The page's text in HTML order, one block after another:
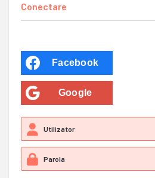
Conectare
Facebook
Google